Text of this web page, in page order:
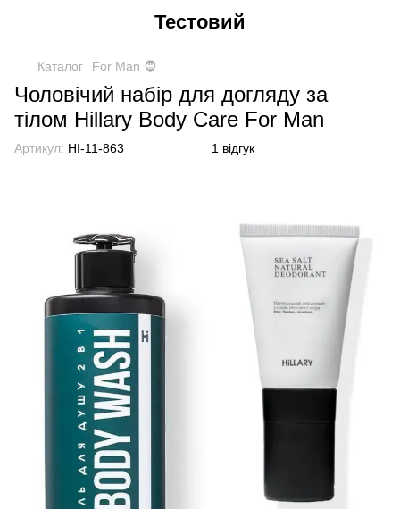
Тестовий
Каталог For Man 🧔
Чоловічий набір для догляду за
тілом Hillary Вody Care For Man
Артикул: HI-11-863 1 відгук